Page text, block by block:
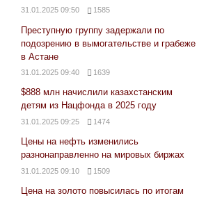
31.01.2025 09:50 1585
Преступную группу задержали по
подозрению в вымогательстве и грабеже
в Астане
31.01.2025 09:40 1639
$888 млн начислили казахстанским
детям из Нацфонда в 2025 году
31.01.2025 09:25 1474
Цены на нефть изменились
разнонаправленно на мировых биржах
31.01.2025 09:10 1509
Цена на золото повысилась по итогам